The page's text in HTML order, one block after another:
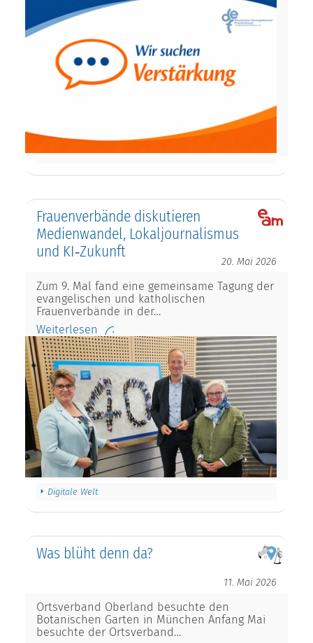
Frauenverbände diskutieren
Medienwandel, Lokaljournalismus
und KI‑Zukunft
20. Mai 2026
Zum 9. Mal fand eine gemeinsame Tagung der
evangelischen und katholischen
Frauenverbände in der…
Weiterlesen
Digitale Welt
Was blüht denn da?
11. Mai 2026
Ortsverband Oberland besuchte den
Botanischen Garten in München Anfang Mai
besuchte der Ortsverband…